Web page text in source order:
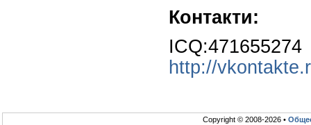
Контакти:
ICQ:471655274
http://
Copyright © 2008-2026 •